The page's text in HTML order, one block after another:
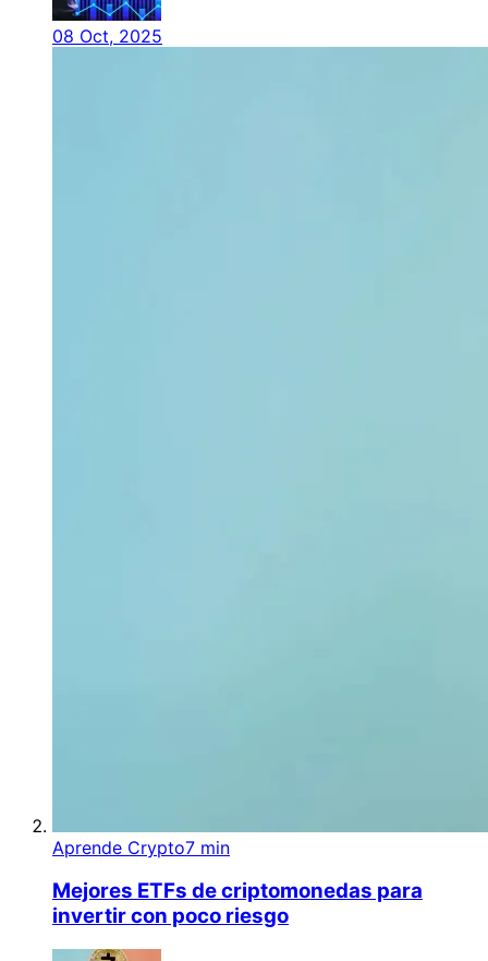
08 Oct, 2025
Aprende Crypto7 min
Mejores ETFs de criptomonedas para
invertir con poco riesgo